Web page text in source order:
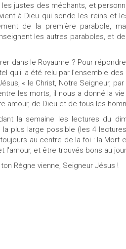
justes des méchants, et
à Dieu qui sonde les reins et
de la première parabole,
les autres paraboles, et
dans le Royaume ? Pour
qu'il a été relu par l'ensemble
« le Christ, Notre Seigneur,
les morts, il nous a donné la
amour, de Dieu et de tous les
la semaine les lectures du
plus large possible (les 4
au centre de la foi : la Mort
l'amour, et être trouvés bons au
ton Règne vienne, Seigneur Jésus !